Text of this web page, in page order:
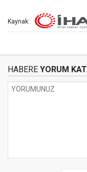
Kaynak:
HABERE YORUM KAT